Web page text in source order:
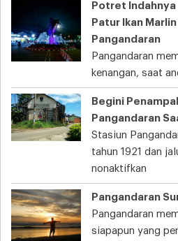
Potret Indahnya
Patur Ikan
Pangandaran
Pangandaran
kenangan, saat
Begini
Pangandaran
Stasiun
tahun 1921 dan
nonaktifkan
Pangandaran
Pangandaran
siapapun yang